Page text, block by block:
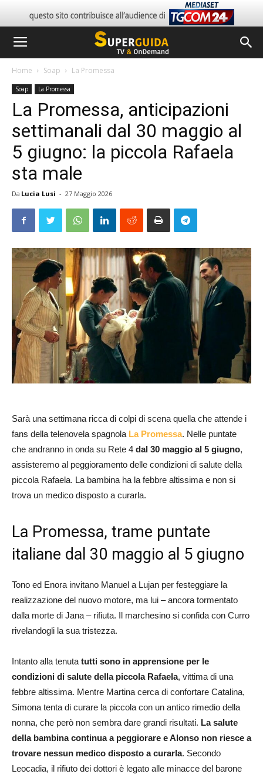
Home Soap La Promessa
Soap La Promessa
La Promessa, anticipazioni
settimanali dal 30 maggio al
5 giugno: la piccola Rafaela
sta male
Da Lucia Lusi - 27 Maggio 2026
Sarà una settimana ricca di colpi di scena quella che attende i
fans della telenovela spagnola La Promessa. Nelle puntate
che andranno in onda su Rete 4 dal 30 maggio al 5 giugno,
assisteremo al peggioramento delle condizioni di salute della
piccola Rafaela. La bambina ha la febbre altissima e non si
trova un medico disposto a curarla.
La Promessa, trame puntate
italiane dal 30 maggio al 5 giugno
Tono ed Enora invitano Manuel a Lujan per festeggiare la
realizzazione del nuovo motore, ma lui – ancora tormentato
dalla morte di Jana – rifiuta. Il marchesino si confida con Curro
rivelandogli la sua tristezza.
Intanto alla tenuta tutti sono in apprensione per le
condizioni di salute della piccola Rafaela, vittima di una
febbre altissima. Mentre Martina cerca di confortare Catalina,
Simona tenta di curare la piccola con un antico rimedio della
nonna, che però non sembra dare grandi risultati. La salute
della bambina continua a peggiorare e Alonso non riesce a
trovare nessun medico disposto a curarla. Secondo
Leocadia, il rifiuto dei dottori è legato alle minacce del barone